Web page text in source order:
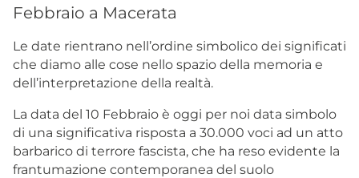
Febbraio a Macerata
Le date rientrano nell’ordine simbolico dei significati
che diamo alle cose nello spazio della memoria e
dell’interpretazione della realtà.
La data del 10 Febbraio è oggi per noi data simbolo
di una significativa risposta a 30.000 voci ad un atto
barbarico di terrore fascista, che ha reso evidente la
frantumazione contemporanea del suolo